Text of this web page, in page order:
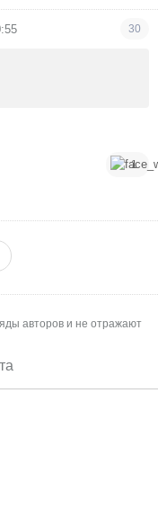
30
1
авторов и не отражают